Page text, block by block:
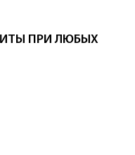
ПРИ ЛЮБЫХ